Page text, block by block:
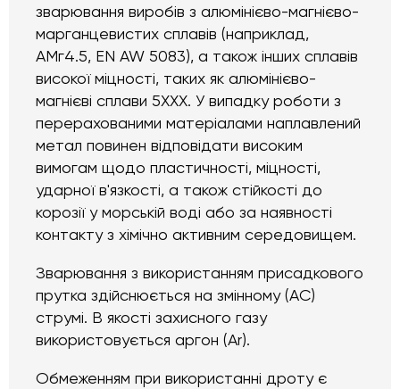
зварювання виробів з алюмінієво-магнієво-
марганцевистих сплавів (наприклад,
АМг4.5, EN AW 5083), а також інших сплавів
високої міцності, таких як алюмінієво-
магнієві сплави 5ХХХ. У випадку роботи з
перерахованими матеріалами наплавлений
метал повинен відповідати високим
вимогам щодо пластичності, міцності,
ударної в'язкості, а також стійкості до
корозії у морській воді або за наявності
контакту з хімічно активним середовищем.
Зварювання з використанням присадкового
прутка здійснюється на змінному (АС)
струмі. В якості захисного газу
використовується аргон (Ar).
Обмеженням при використанні дроту є